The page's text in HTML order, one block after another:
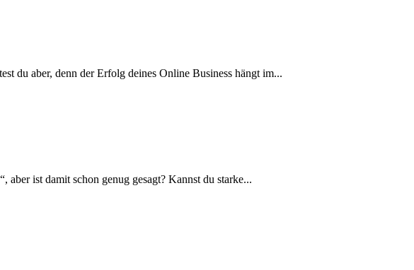
du aber, denn der Erfolg deines Online Business hängt im...
aber ist damit schon genug gesagt? Kannst du starke...